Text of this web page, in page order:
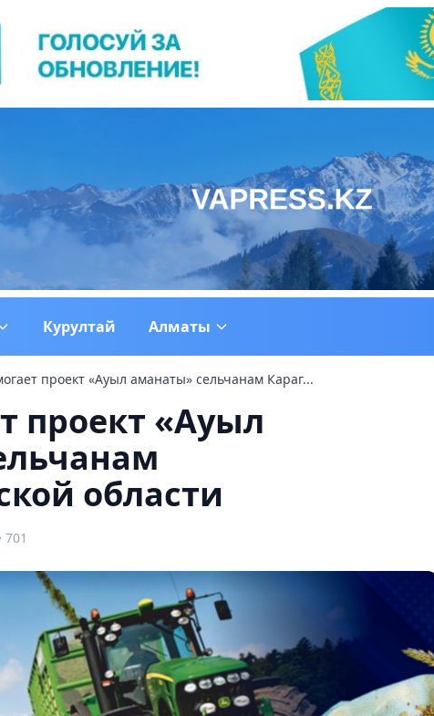
Курултай Алматы
проект «Ауыл аманаты» сельчанам Караг...
проект «Ауыл
области
701